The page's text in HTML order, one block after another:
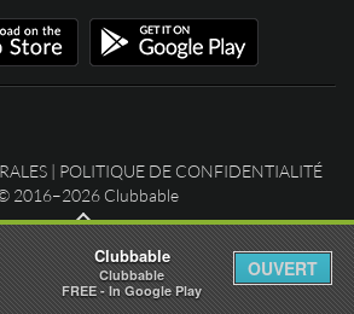
| POLITIQUE DE CONFIDENTIALITÉ
2016–2026 Clubbable
Clubbable
Clubbable
FREE - In Google Play
OUVERT